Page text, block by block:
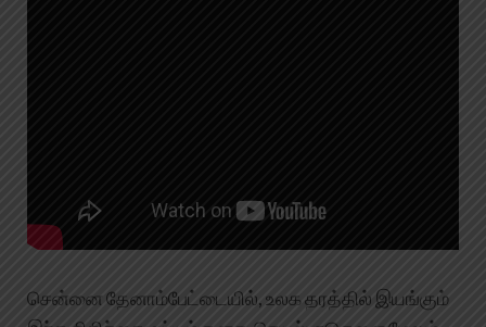
சென்னை தேனாம்பேட்டையில், உலக தரத்தில் இயங்கும்